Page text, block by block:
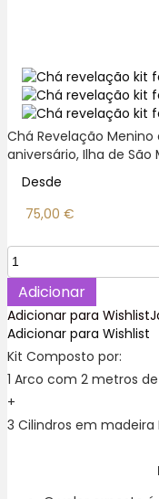
Chá Revelação
aniversário, Ilha de São
Desde
75,00 €
Quantidade
de
Chá
Revelação
Menino
Menina
Kit
Festa
Decoração
Adicionar
Adicionar para Wishlist
Adicionar para Wishlist
Kit Composto por:
1 Arco com 2 metros
+
3 Cilindros em